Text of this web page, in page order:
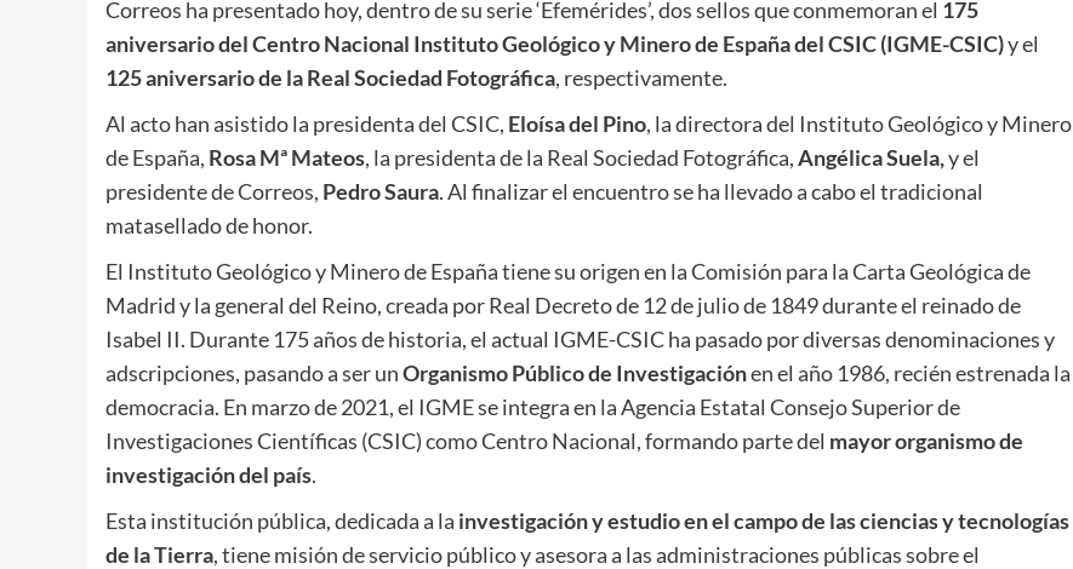
Correos ha presentado hoy, dentro de su serie ‘Efemérides’, dos sellos que conmemoran el 175
aniversario delCentro Nacional Instituto Geológico y Minero de España del CSIC (IGME-CSIC)y el
125 aniversario de la Real Sociedad Fotográfica, respectivamente.
Al acto han asistido la presidenta del CSIC, Eloísa del Pino, la directora del Instituto Geológico y Minero
de España, Rosa Mª Mateos, la presidenta de la Real Sociedad Fotográfica,Angélica Suela,y el
presidente de Correos, Pedro Saura. Al finalizar el encuentro se ha llevado a cabo el tradicional
matasellado de honor.
El Instituto Geológico y Minero de España tiene su origen en la Comisión para la Carta Geológica de
Madrid y la general del Reino, creada por Real Decreto de 12 de julio de 1849 durante el reinado de
Isabel II. Durante 175 años de historia, el actual IGME-CSIC ha pasado por diversas denominaciones y
adscripciones, pasando a ser unOrganismo Público de Investigaciónen el año 1986, recién estrenada la
democracia. En marzo de 2021, el IGME se integra en la Agencia Estatal Consejo Superior de
Investigaciones Científicas (CSIC) como Centro Nacional, formando parte del mayor organismo de
investigación del país.
Esta institución pública, dedicada a la investigación y estudio en el campo de las ciencias y tecnologías
de la Tierra, tiene misión de servicio público y asesora a las administraciones públicas sobre el